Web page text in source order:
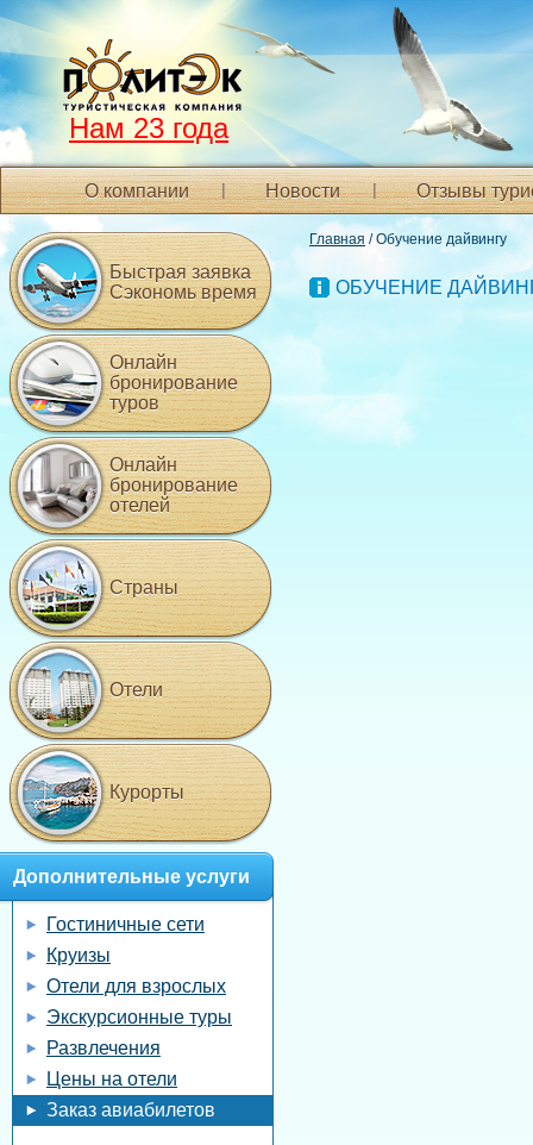
Нам 23 года
О компании Новости Отзывы
Главная / Обучение дайвингу
ОБУЧЕНИЕ
Быстрая заявка
Сэкономь время
Онлайн
бронирование
туров
Онлайн
бронирование
отелей
Страны
Отели
Курорты
Дополнительные услуги
Гостиничные сети
Круизы
Отели для взрослых
Экскурсионные туры
Развлечения
Цены на отели
Заказ авиабилетов